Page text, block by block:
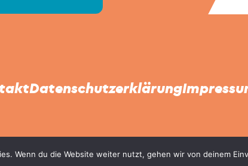
Datenschutzerklärung
Wenn du die Website weiter nutzt, gehen wir von deinem